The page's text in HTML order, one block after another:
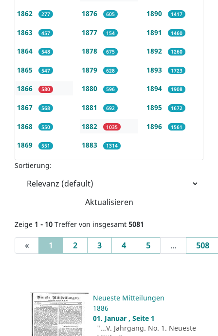
1862 277
1863 457
1864 548
1865 547
1866 580
1867 568
1868 550
1869 551
1876 605
1877 154
1878 675
1879 628
1880 596
1881 692
1882 1035
1883 1314
1890 1417
1891 1460
1892 1260
1893 1723
1894 1908
1895 1672
1896 1561
Sortierung:
Aktualisieren
Zeige 1 - 10 Treffer von insgesamt 5081
« 1 (current)
2 3 4 5 ... 508
Neueste Mitteilungen
1886
01. Januar , Seite 1
"...V. Jahrgang. No. 1. Neueste